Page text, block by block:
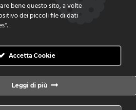
CONTATTACI
bene questo sito, a volte
dei piccoli file di dati
Accetta Cookie
Leggi di più